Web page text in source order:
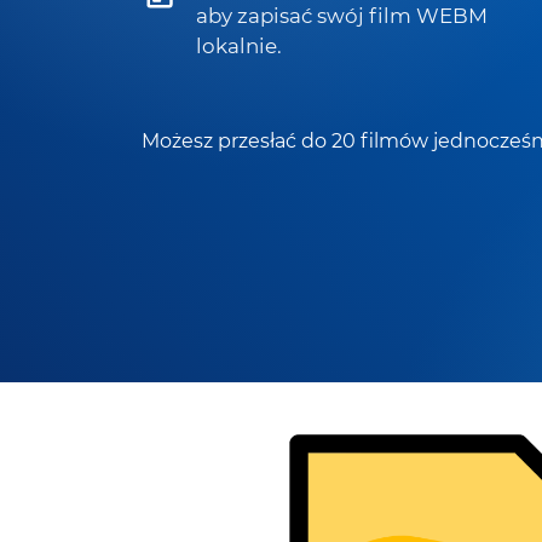
aby zapisać swój film WEBM
lokalnie.
Możesz przesłać do 20 filmów